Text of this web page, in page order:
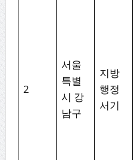
2
서울
특별
시 강
남구
지방
행정
서기